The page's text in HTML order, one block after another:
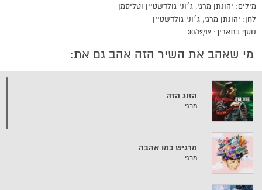
מילים: יהונתן מרגי, ג׳וני גולדשטיין וטליסמן
לחן: יהונתן מרגי, ג׳וני גולדשטיין
נוסף בתאריך: 30/12/19
מי שאהב את השיר הזה אהב גם את:
הזוג הזה
מרגי
מרגיש כמו אהבה
מרגי